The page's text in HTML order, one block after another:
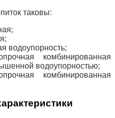
таковы:
водоупорность;
комбинированная
водоупорностью;
комбинированная